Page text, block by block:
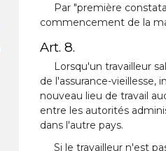
Par "première
commencement de la
Art. 8.
Lorsqu'un travailleur
de l'assurance-
nouveau lieu de travail
entre les autorités
dans l'autre pays.
Si le travailleur n'est